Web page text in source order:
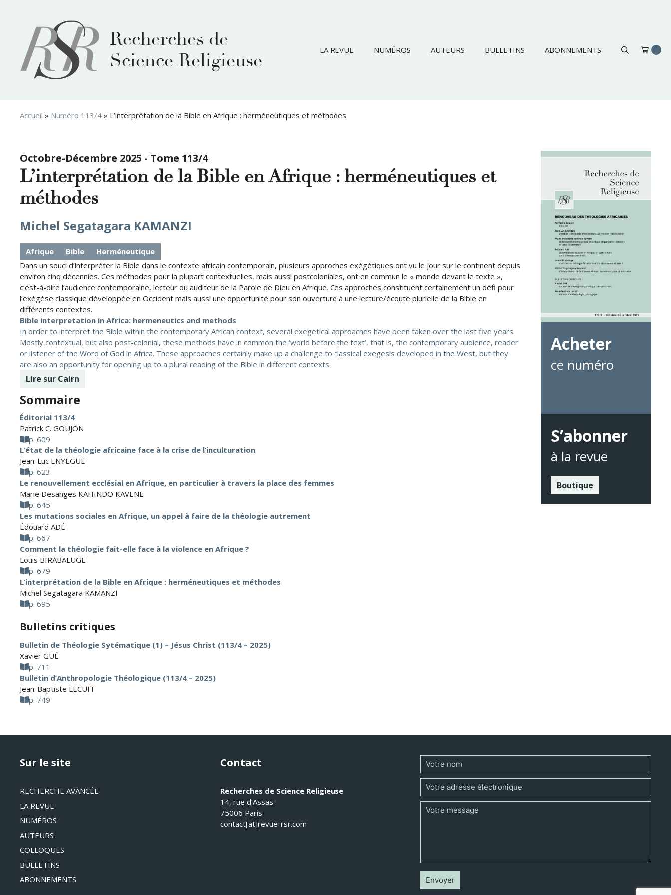
Recherches de
Science Religieuse
LA REVUE NUMÉROS AUTEURS BULLETINS ABONNEMENTS
Accueil » Numéro 113/4 » L’interprétation de la Bible en Afrique : herméneutiques et méthodes
Octobre-Décembre 2025 - Tome 113/4
L’interprétation de la Bible en Afrique : herméneutiques et
méthodes
Michel Segatagara KAMANZI
Afrique Bible
Herméneutique
Dans un souci d’interpréter la Bible dans le contexte africain contemporain, plusieurs approches exégétiques ont vu le jour sur le continent depuis
environ cinq décennies. Ces méthodes pour la plupart contextuelles, mais aussi postcoloniales, ont en commun le « monde devant le texte »,
c’est-à-dire l’audience contemporaine, lecteur ou auditeur de la Parole de Dieu en Afrique. Ces approches constituent certainement un défi pour
l’exégèse classique développée en Occident mais aussi une opportunité pour son ouverture à une lecture/écoute plurielle de la Bible en
différents contextes.
Bible interpretation in Africa: hermeneutics and methods
In order to interpret the Bible within the contemporary African context, several exegetical approaches have been taken over the last five years.
Mostly contextual, but also post-colonial, these methods have in common the ‘world before the text’, that is, the contemporary audience, reader
or listener of the Word of God in Africa. These approaches certainly make up a challenge to classical exegesis developed in the West, but they
are also an opportunity for opening up to a plural reading of the Bible in different contexts.
Lire sur Cairn
Sommaire
Éditorial 113/4
Patrick C. GOUJON
p. 609
L’état de la théologie africaine face à la crise de l’inculturation
Jean-Luc ENYEGUE
p. 623
Le renouvellement ecclésial en Afrique, en particulier à travers la place des femmes
Marie Desanges KAHINDO KAVENE
p. 645
Les mutations sociales en Afrique, un appel à faire de la théologie autrement
Édouard ADÉ
p. 667
Comment la théologie fait-elle face à la violence en Afrique ?
Louis BIRABALUGE
p. 679
L’interprétation de la Bible en Afrique : herméneutiques et méthodes
Michel Segatagara KAMANZI
p. 695
Bulletins critiques
Bulletin de Théologie Sytématique (1) – Jésus Christ (113/4 – 2025)
Xavier GUÉ
p. 711
Bulletin d’Anthropologie Théologique (113/4 – 2025)
Jean-Baptiste LECUIT
p. 749
Acheter
ce numéro
S’abonner
à la revue
Boutique
Sur le site
RECHERCHE AVANCÉE
LA REVUE
NUMÉROS
AUTEURS
COLLOQUES
BULLETINS
ABONNEMENTS
Contact
Recherches de Science Religieuse
14, rue d’Assas
75006 Paris
contact[at]revue-rsr.com